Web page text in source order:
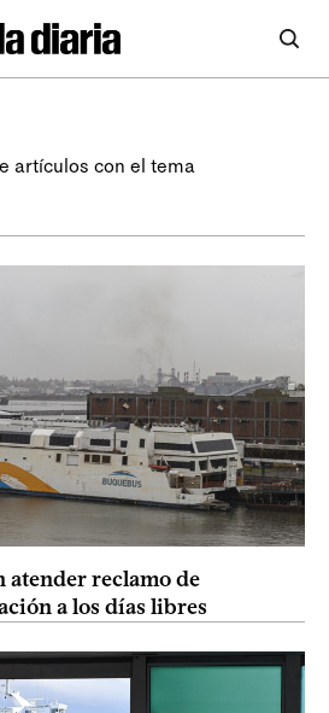
artículos con el tema
atender reclamo de
a los días libres